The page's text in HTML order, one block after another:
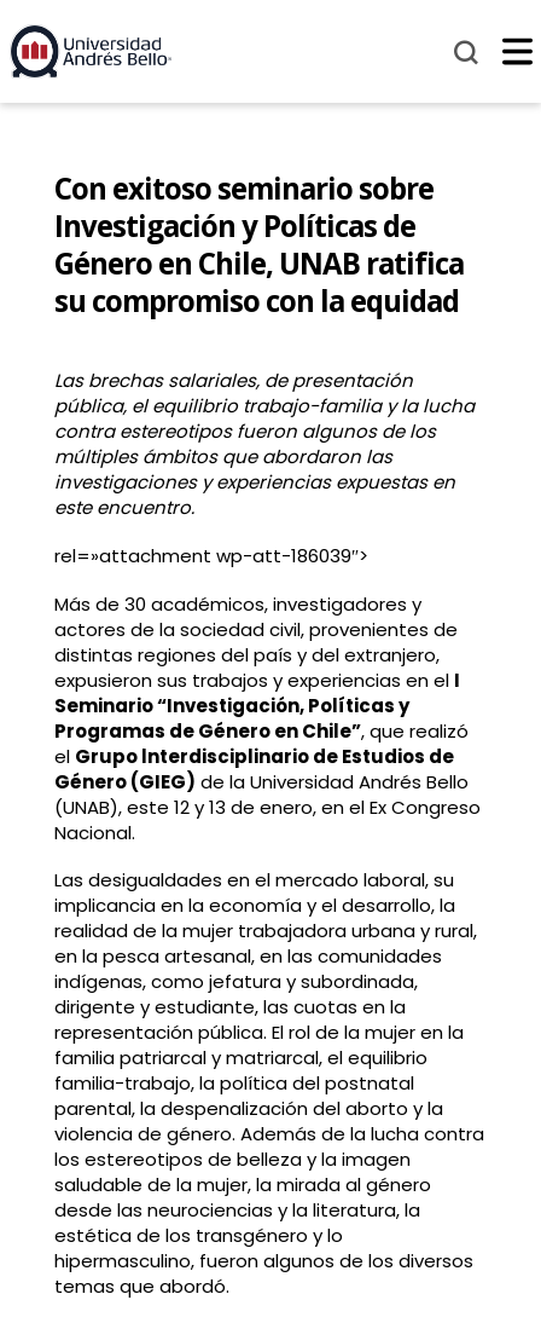
Con exitoso seminario sobre
Investigación y Políticas de
Género en Chile, UNAB ratifica
su compromiso con la equidad
Las brechas salariales, de presentación
pública, el equilibrio trabajo-familia y la lucha
contra estereotipos fueron algunos de los
múltiples ámbitos que abordaron las
investigaciones y experiencias expuestas en
este encuentro.
rel=»attachment wp-att-186039″>
Más de 30 académicos, investigadores y
actores de la sociedad civil, provenientes de
distintas regiones del país y del extranjero,
expusieron sus trabajos y experiencias en el I
Seminario “Investigación, Políticas y
Programas de Género en Chile”, que realizó
el Grupo lnterdisciplinario de Estudios de
Género (GIEG) de la Universidad Andrés Bello
(UNAB), este 12 y 13 de enero, en el Ex Congreso
Nacional.
Las desigualdades en el mercado laboral, su
implicancia en la economía y el desarrollo, la
realidad de la mujer trabajadora urbana y rural,
en la pesca artesanal, en las comunidades
indígenas, como jefatura y subordinada,
dirigente y estudiante, las cuotas en la
representación pública. El rol de la mujer en la
familia patriarcal y matriarcal, el equilibrio
familia-trabajo, la política del postnatal
parental, la despenalización del aborto y la
violencia de género. Además de la lucha contra
los estereotipos de belleza y la imagen
saludable de la mujer, la mirada al género
desde las neurociencias y la literatura, la
estética de los transgénero y lo
hipermasculino, fueron algunos de los diversos
temas que abordó.